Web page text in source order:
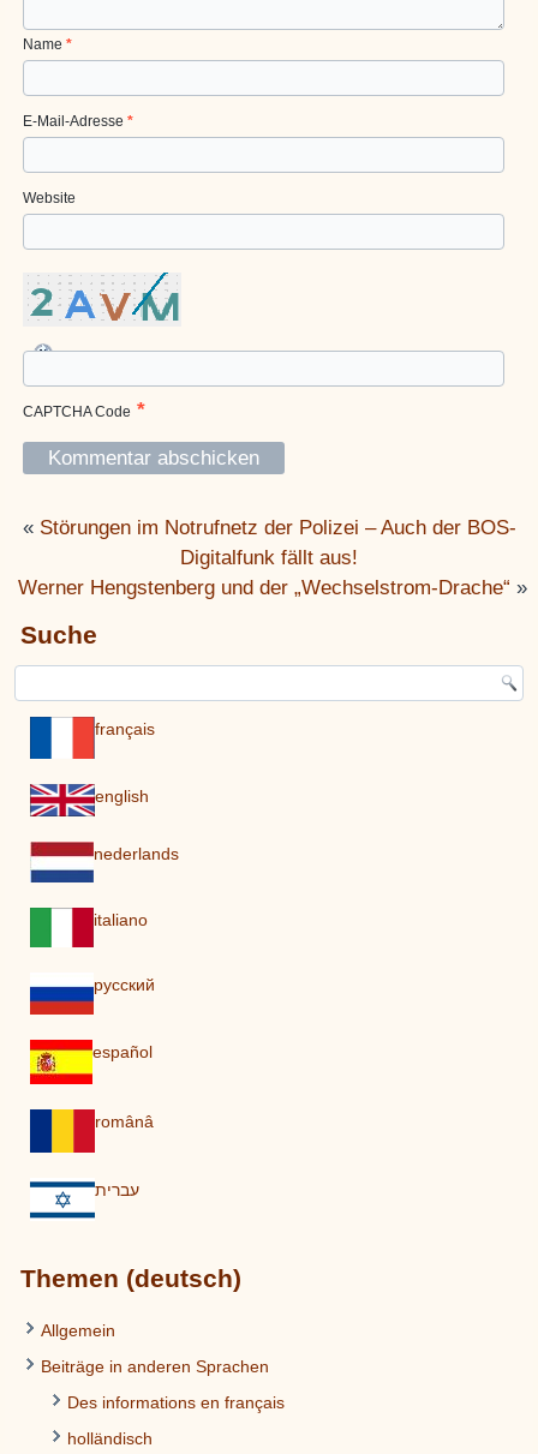
Name*
E-Mail-Adresse*
Website
CAPTCHA Code *
« Störungen im Notrufnetz der Polizei – Auch der BOS-
Digitalfunk fällt aus!
Werner Hengstenberg und der „Wechselstrom-Drache“ »
Suche
français
english
nederlands
italiano
pусский
español
românâ
עברית
Themen (deutsch)
Allgemein
Beiträge in anderen Sprachen
Des informations en français
holländisch